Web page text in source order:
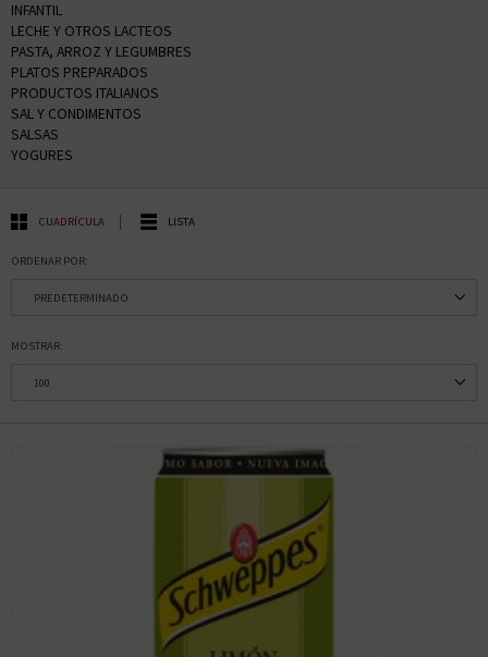
INFANTIL
LECHE Y OTROS LACTEOS
PASTA, ARROZ Y LEGUMBRES
PLATOS PREPARADOS
PRODUCTOS ITALIANOS
SAL Y CONDIMENTOS
SALSAS
YOGURES
CUADRÍCULA LISTA
ORDENAR POR:
MOSTRAR: